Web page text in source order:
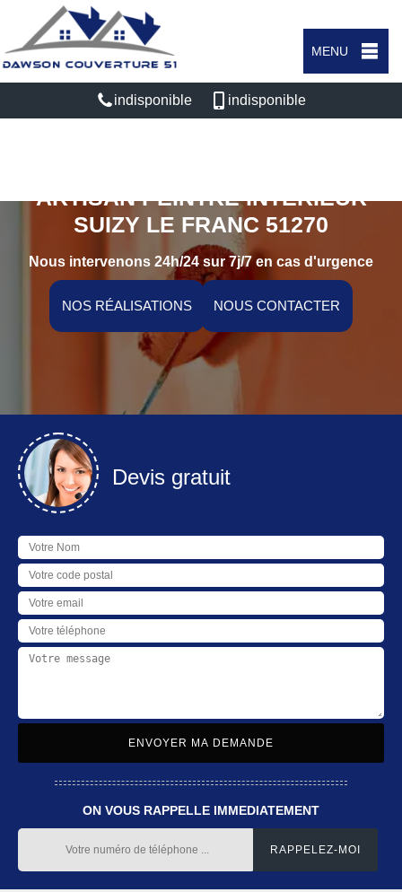
MENU
indisponible indisponible
ARTISAN PEINTRE INTÉRIEUR
SUIZY LE FRANC 51270
Nous intervenons 24h/24 sur 7j/7 en cas d'urgence
NOS RÉALISATIONS NOUS CONTACTER
Devis gratuit
ON VOUS RAPPELLE IMMEDIATEMENT